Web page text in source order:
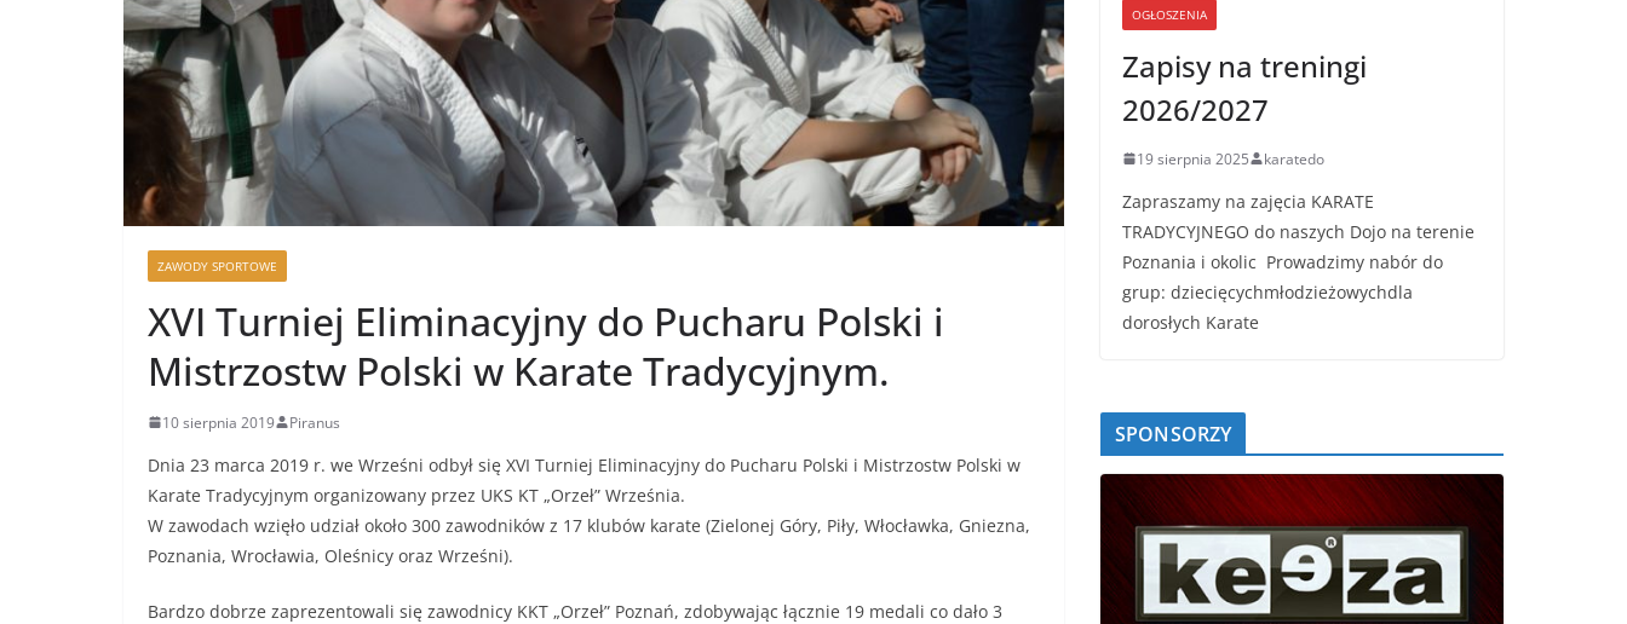
ZAWODY SPORTOWE
XVI Turniej Eliminacyjny do Pucharu Polski i
Mistrzostw Polski w Karate Tradycyjnym.
10 sierpnia 2019 Piranus
Dnia 23 marca 2019 r. we Wrześni odbył się XVI Turniej Eliminacyjny do Pucharu Polski i Mistrzostw Polski w
Karate Tradycyjnym organizowany przez UKS KT „Orzeł” Września.
W zawodach wzięło udział około 300 zawodników z 17 klubów karate (Zielonej Góry, Piły, Włocławka, Gniezna,
Poznania, Wrocławia, Oleśnicy oraz Wrześni).
Bardzo dobrze zaprezentowali się zawodnicy KKT „Orzeł” Poznań, zdobywając łącznie 19 medali co dało 3
OGŁOSZENIA
Zapisy na treningi
2026/2027
19 sierpnia 2025 karatedo
Zapraszamy na zajęcia KARATE
TRADYCYJNEGO do naszych Dojo na terenie
Poznania i okolic Prowadzimy nabór do
grup: dziecięcychmłodzieżowychdla
dorosłych Karate
SPONSORZY